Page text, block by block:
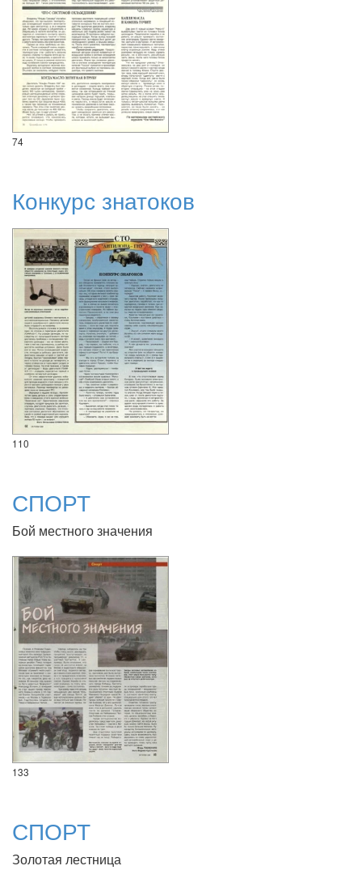
74
Конкурс знатоков
110
СПОРТ
Бой местного значения
133
СПОРТ
Золотая лестница